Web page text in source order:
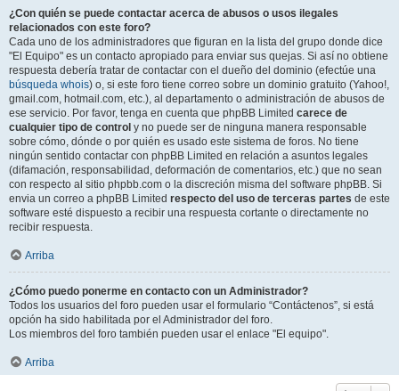
¿Con quién se puede contactar acerca de abusos o usos ilegales
relacionados con este foro?
Cada uno de los administradores que figuran en la lista del grupo donde dice
"El Equipo" es un contacto apropiado para enviar sus quejas. Si así no obtiene
respuesta debería tratar de contactar con el dueño del dominio (efectúe una
búsqueda whois) o, si este foro tiene correo sobre un dominio gratuito (Yahoo!,
gmail.com, hotmail.com, etc.), al departamento o administración de abusos de
ese servicio. Por favor, tenga en cuenta que phpBB Limited carece de
cualquier tipo de control y no puede ser de ninguna manera responsable
sobre cómo, dónde o por quién es usado este sistema de foros. No tiene
ningún sentido contactar con phpBB Limited en relación a asuntos legales
(difamación, responsabilidad, deformación de comentarios, etc.) que no sean
con respecto al sitio phpbb.com o la discreción misma del software phpBB. Si
envia un correo a phpBB Limited respecto del uso de terceras partes de este
software esté dispuesto a recibir una respuesta cortante o directamente no
recibir respuesta.
Arriba
¿Cómo puedo ponerme en contacto con un Administrador?
Todos los usuarios del foro pueden usar el formulario “Contáctenos”, si está
opción ha sido habilitada por el Administrador del foro.
Los miembros del foro también pueden usar el enlace "El equipo".
Arriba